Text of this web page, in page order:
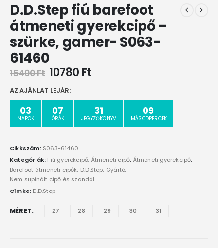
D.D.Step fiú barefoot
átmeneti gyerekcipő –
szürke, gamer- S063-
61460
15400Ft 10780 Ft
AZ AJÁNLAT LEJÁR:
03
NAPOK
07
ÓRÁK
31
JEGYZŐKÖNYV
09
MÁSODPERCEK
Cikkszám: S063-61460
Kategóriák: Fiú gyerekcipő, Átmeneti cipő, Átmeneti gyerekcipő,
Barefoot átmeneti cipők, D.D.Step, Gyártó,
Nem supinált cipő és szandál
Címke: D.D.Step
MÉRET 27 28 29 30 31